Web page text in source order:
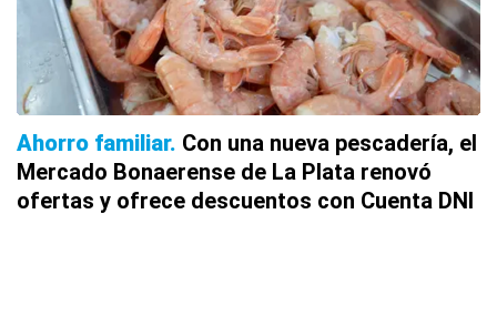
Ahorro familiar Con una nueva pescadería, el
Mercado Bonaerense de La Plata renovó
ofertas y ofrece descuentos con Cuenta DNI